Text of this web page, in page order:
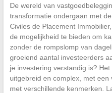
De wereld van
transformatie ondergaan met
Civiles de Placement
de mogelijkheid te bieden om
zonder de rompslomp van
groeiend aantal investeerders
je investering verstandig is?
uitgebreid en complex, met
met verschillende kenmerken.